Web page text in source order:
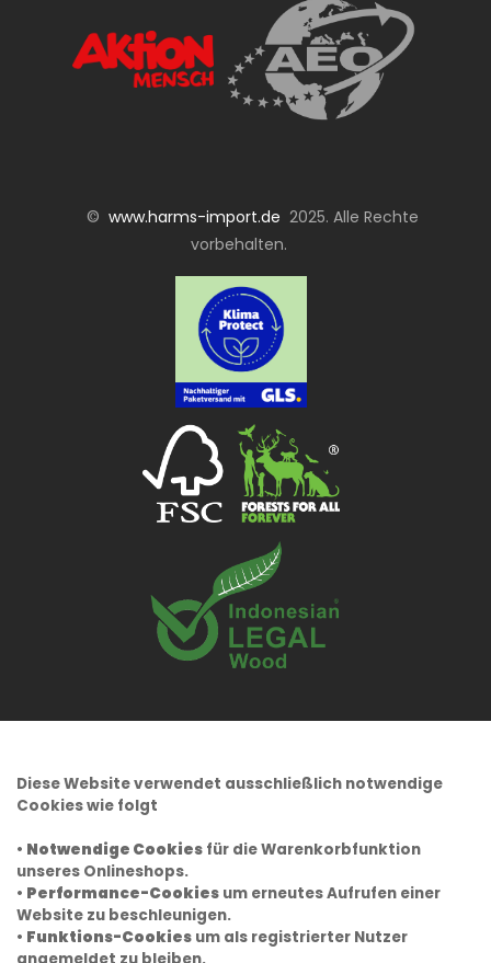
© www.harms-import.de 2025. Alle Rechte
vorbehalten.
Diese Website verwendet ausschließlich notwendige
Cookies wie folgt
• Notwendige Cookies für die Warenkorbfunktion
unseres Onlineshops.
• Performance-Cookies um erneutes Aufrufen einer
Website zu beschleunigen.
• Funktions-Cookies um als registrierter Nutzer